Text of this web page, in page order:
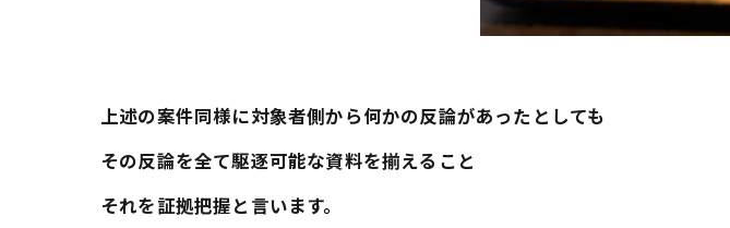
上述の案件同様に対象者側から何かの反論があったとしても
その反論を全て駆逐可能な資料を揃えること
それを証拠把握と言います。